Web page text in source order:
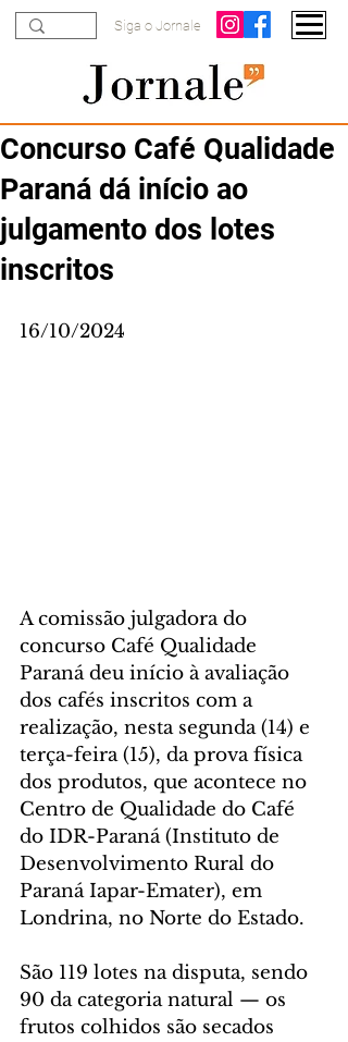
Siga o Jornale
Concurso Café Qualidade
Paraná dá início ao
julgamento dos lotes
inscritos
16/10/2024
A comissão julgadora do
concurso Café Qualidade
Paraná deu início à avaliação
dos cafés inscritos com a
realização, nesta segunda (14) e
terça-feira (15), da prova física
dos produtos, que acontece no
Centro de Qualidade do Café
do IDR-Paraná (Instituto de
Desenvolvimento Rural do
Paraná Iapar-Emater), em
Londrina, no Norte do Estado.
São 119 lotes na disputa, sendo
90 da categoria natural — os
frutos colhidos são secados